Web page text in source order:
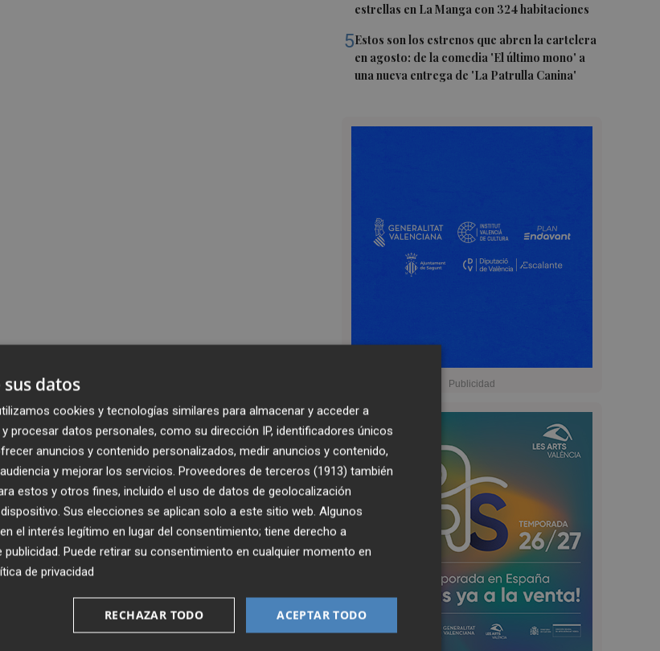
estrellas en La Manga con 324 habitaciones
5Estos son los estrenos que abren la cartelera
en agosto: de la comedia 'El último mono' a
una nueva entrega de 'La Patrulla Canina'
datos
cookies y tecnologías similares para almacenar y acceder a
procesar datos personales, como su dirección IP, identificadores únicos
anuncios y contenido personalizados, medir anuncios y contenido,
y mejorar los servicios. Proveedores de terceros (1913) también
estos y otros fines, incluido el uso de datos de geolocalización
Sus elecciones se aplican solo a este sitio web. Algunos
el interés legítimo en lugar del consentimiento; tiene derecho a
publicidad. Puede retirar su consentimiento en cualquier momento en
de privacidad
ACEPTAR TODO
RECHAZAR TODO